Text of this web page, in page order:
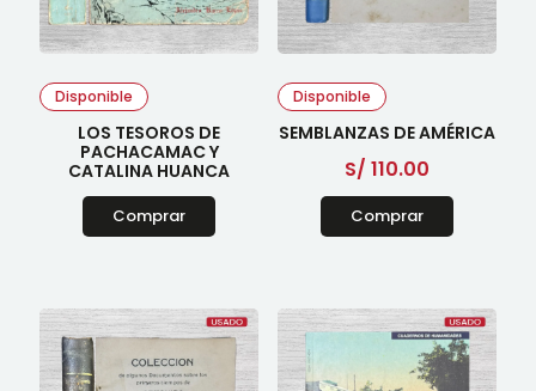
Disponible
LOS TESOROS DE
PACHACAMAC Y
CATALINA HUANCA
Comprar
Disponible
SEMBLANZAS DE AMÉRICA
S/ 110.00
Comprar